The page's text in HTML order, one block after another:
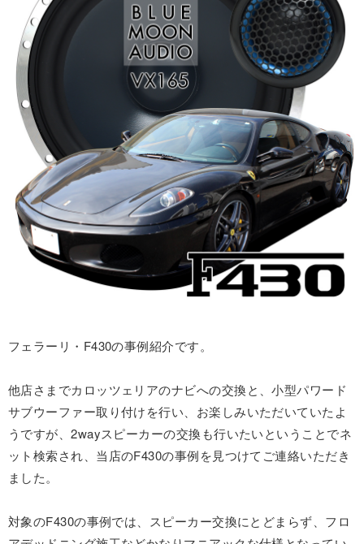
フェラーリ・F430の事例紹介です。
他店さまでカロッツェリアのナビへの交換と、小型パワード
サブウーファー取り付けを行い、お楽しみいただいていたよ
うですが、2wayスピーカーの交換も行いたいということでネ
ット検索され、当店のF430の事例を見つけてご連絡いただき
ました。
対象のF430の事例では、スピーカー交換にとどまらず、フロ